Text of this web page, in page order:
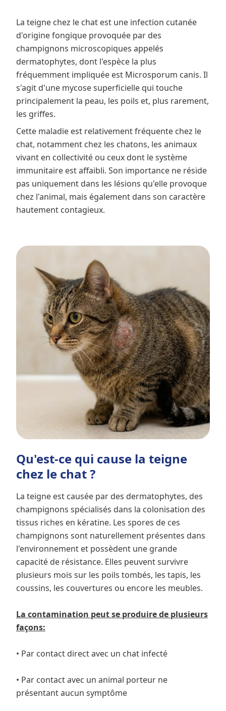
La teigne chez le chat est une infection cutanée
d'origine fongique provoquée par des
champignons microscopiques appelés
dermatophytes, dont l'espèce la plus
fréquemment impliquée est Microsporum canis. Il
s'agit d'une mycose superficielle qui touche
principalement la peau, les poils et, plus rarement,
les griffes.
Cette maladie est relativement fréquente chez le
chat, notamment chez les chatons, les animaux
vivant en collectivité ou ceux dont le système
immunitaire est affaibli. Son importance ne réside
pas uniquement dans les lésions qu'elle provoque
chez l'animal, mais également dans son caractère
hautement contagieux.
Qu'est-ce qui cause la teigne
chez le chat ?
La teigne est causée par des dermatophytes, des
champignons spécialisés dans la colonisation des
tissus riches en kératine. Les spores de ces
champignons sont naturellement présentes dans
l'environnement et possèdent une grande
capacité de résistance. Elles peuvent survivre
plusieurs mois sur les poils tombés, les tapis, les
coussins, les couvertures ou encore les meubles.
La contamination peut se produire de plusieurs
façons:
• Par contact direct avec un chat infecté
• Par contact avec un animal porteur ne
présentant aucun symptôme